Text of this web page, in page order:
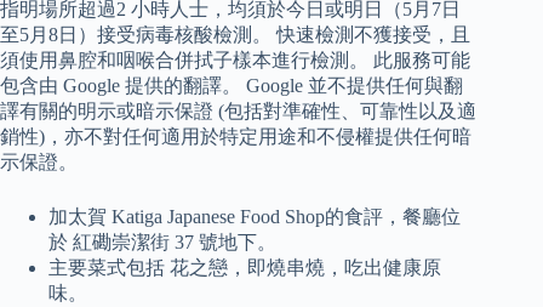
指明場所超過2 小時人士，均須於今日或明日（5月7日
至5月8日）接受病毒核酸檢測。 快速檢測不獲接受，且
須使用鼻腔和咽喉合併拭子樣本進行檢測。 此服務可能
包含由 Google 提供的翻譯。 Google 並不提供任何與翻
譯有關的明示或暗示保證 (包括對準確性、可靠性以及適
銷性)，亦不對任何適用於特定用途和不侵權提供任何暗
示保證。
加太賀 Katiga Japanese Food Shop的食評，餐廳位
於 紅磡崇潔街 37 號地下。
主要菜式包括 花之戀，即燒串燒，吃出健康原
味。